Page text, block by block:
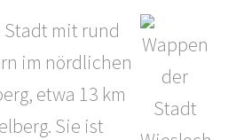
Stadt mit rund
im nördlichen
etwa 13 km
Sie ist